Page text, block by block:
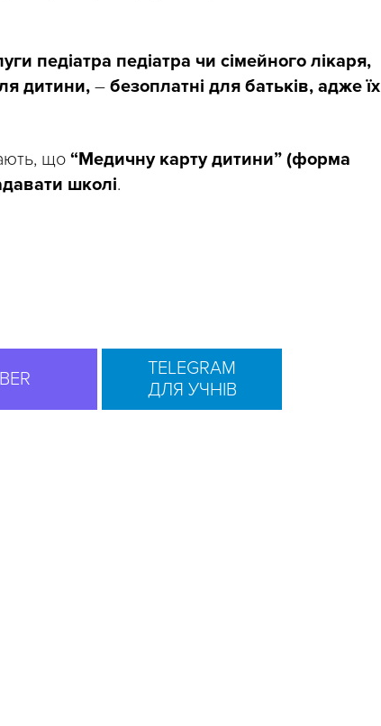
педіатра педіатра чи сімейного лікаря,
дитини, – безоплатні для батьків, адже їх
що “Медичну карту дитини” (форма
школі.
TELEGRAM
ДЛЯ УЧНІВ